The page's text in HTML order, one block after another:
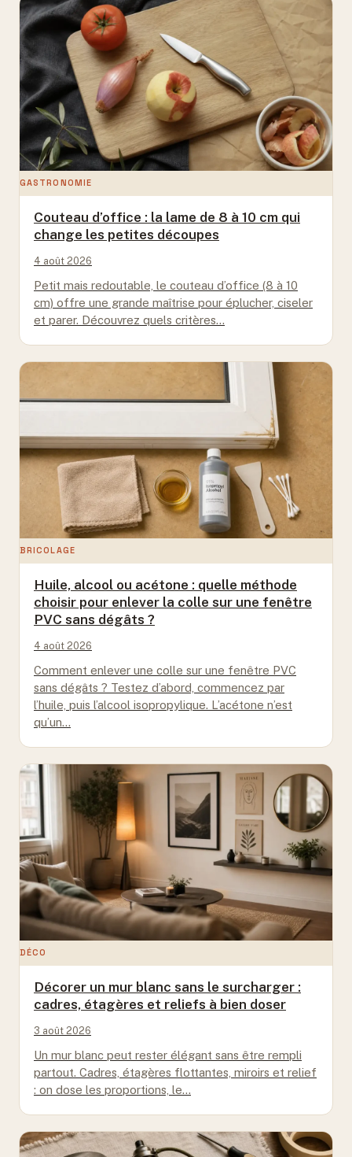
GASTRONOMIE
Couteau d’office : la lame de 8 à 10 cm qui
change les petites découpes
4 août 2026
Petit mais redoutable, le couteau d’office (8 à 10
cm) offre une grande maîtrise pour éplucher, ciseler
et parer. Découvrez quels critères…
BRICOLAGE
Huile, alcool ou acétone : quelle méthode
choisir pour enlever la colle sur une fenêtre
PVC sans dégâts ?
4 août 2026
Comment enlever une colle sur une fenêtre PVC
sans dégâts ? Testez d’abord, commencez par
l’huile, puis l’alcool isopropylique. L’acétone n’est
qu’un…
DÉCO
Décorer un mur blanc sans le surcharger :
cadres, étagères et reliefs à bien doser
3 août 2026
Un mur blanc peut rester élégant sans être rempli
partout. Cadres, étagères flottantes, miroirs et relief
: on dose les proportions, le…